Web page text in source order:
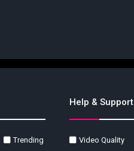
Trending
Help & Support
Video Quality